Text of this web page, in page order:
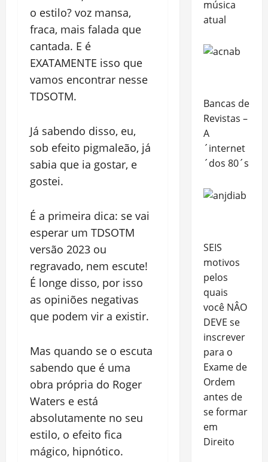
o estilo? voz mansa,
fraca, mais falada que
cantada. E é
EXATAMENTE isso que
vamos encontrar nesse
TDSOTM.
Já sabendo disso, eu,
sob efeito pigmaleão, já
sabia que ia gostar, e
gostei.
É a primeira dica: se vai
esperar um TDSOTM
versão 2023 ou
regravado, nem escute!
É longe disso, por isso
as opiniões negativas
que podem vir a existir.
Mas quando se o escuta
sabendo que é uma
obra própria do Roger
Waters e está
absolutamente no seu
estilo, o efeito fica
mágico, hipnótico.
música
atual
Bancas de
Revistas –
A
´internet
´dos 80´s
SEIS
motivos
pelos
quais
você NÂO
DEVE se
inscrever
para o
Exame de
Ordem
antes de
se formar
em
Direito